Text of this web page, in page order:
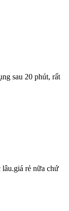
sau 20 phút, rất
rẻ nữa chứ